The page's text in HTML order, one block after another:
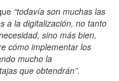
“todavía son muchas las
a la digitalización, no tanto
sino más bien,
cómo implementar los
mucho la
que obtendrán”.